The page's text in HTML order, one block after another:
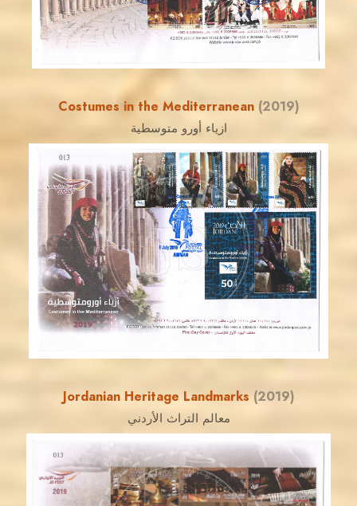
EST. 2007
Costumes in the Mediterranean (2019)
ازياء أورو متوسطية
JS
JORDANSTAMPS.COM
EST. 2007
Jordanian Heritage Landmarks (2019)
معالم التراث الأردني
JORDANSTAMPS.COM